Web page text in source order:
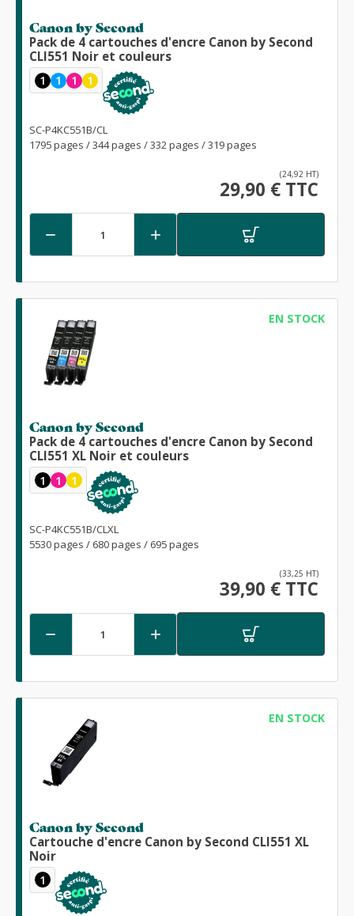
Canon by Second
Pack de 4 cartouches d'encre Canon by Second
CLI551 Noir et couleurs
1 1 1 1
SC-P4KC551B/CL
1795 pages / 344 pages / 332 pages / 319 pages
(24,92 HT)
29,90 € TTC
 
EN STOCK
Canon by Second
Pack de 4 cartouches d'encre Canon by Second
CLI551 XL Noir et couleurs
1 1 1
SC-P4KC551B/CLXL
5530 pages / 680 pages / 695 pages
(33,25 HT)
39,90 € TTC
 
EN STOCK
Canon by Second
Cartouche d'encre Canon by Second CLI551 XL
Noir
1